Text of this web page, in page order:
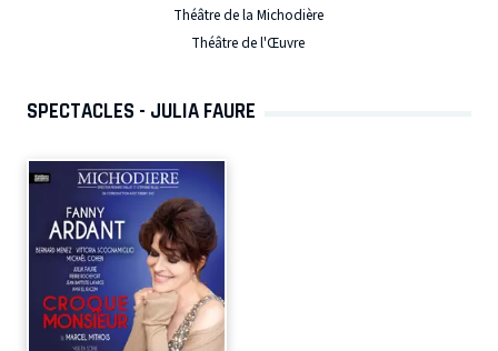
Théâtre de la Michodière
Théâtre de l'Œuvre
SPECTACLES - JULIA FAURE